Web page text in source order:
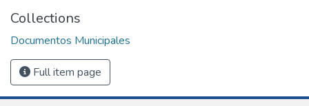
Collections
Documentos Municipales
Full item page